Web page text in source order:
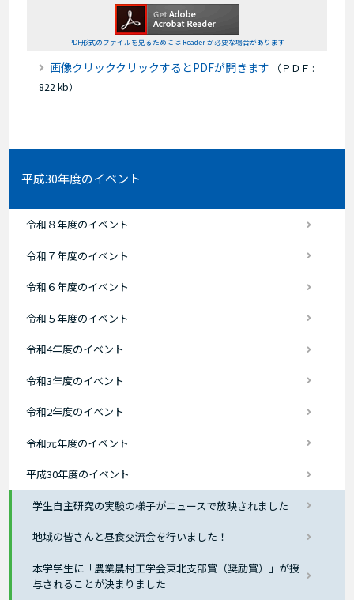
PDF形式のファイルを見るためには Reader が必要な場合があります
画像クリッククリックするとPDFが開きます （ ＰＤＦ
822
）
平成30年度のイベント
令和８年度のイベント
令和７年度のイベント
令和６年度のイベント
令和５年度のイベント
令和4年度のイベント
令和3年度のイベント
令和2年度のイベント
令和元年度のイベント
平成30年度のイベント
学生自主研究の実験の様子がニュースで放映されました
地域の皆さんと昼食交流会を行いました！
本学学生に「農業農村工学会東北支部賞（奨励賞）」が授
与されることが決まりました